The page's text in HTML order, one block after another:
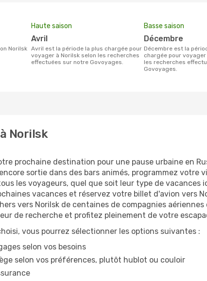
Haute saison
avril
avril est la période la plus chargée pour
voyager à Norilsk selon les recherches
effectuées sur notre Govoyages.
Basse saison
décembre
décembre est la période la moins
chargée pour voyager
les recherches
Govoyages.
Norilsk
prochaine destination pour une pause urbaine en
sortie dans des bars animés, programmez votre
les voyageurs, quel que soit leur type de
vacances et réservez votre billet d'avion vers
vers Norilsk de centaines de compagnies
de recherche et profitez pleinement de votre
vous pourrez sélectionner les options suivantes :
selon vos besoins
selon vos préférences, plutôt hublot ou couloir